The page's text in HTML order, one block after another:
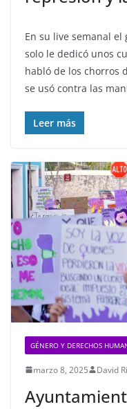
En su live semanal el
solo le dedicó unos
habló de los chorros
se usó contra las
Leer más
GÉNERO Y DERECHOS
marzo 8, 2025 David